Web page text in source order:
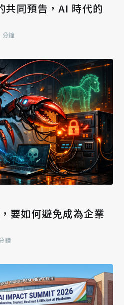
共同預告，AI 時代的
鐘
要如何避免成為企業
鐘